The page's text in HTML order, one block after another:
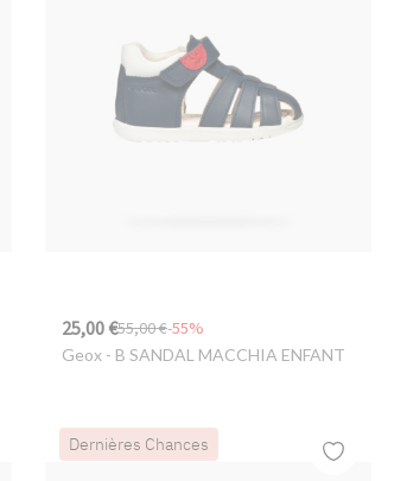
25,00 €55,00 €-55%
Geox- B SANDAL MACCHIA ENFANT
Dernières Chances